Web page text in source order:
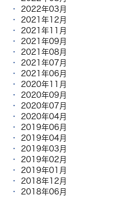
2022年03月
2021年12月
2021年11月
2021年09月
2021年08月
2021年07月
2021年06月
2020年11月
2020年09月
2020年07月
2020年04月
2019年06月
2019年04月
2019年03月
2019年02月
2019年01月
2018年12月
2018年06月